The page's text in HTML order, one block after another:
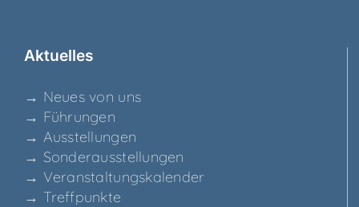
Aktu­el­les
→ Neu­es von uns
→ Füh­run­gen
→ Aus­stel­lun­gen
→ Son­der­aus­stel­lun­gen
→ Ver­an­stal­tungs­ka­len­der
→ Treff­punk­te